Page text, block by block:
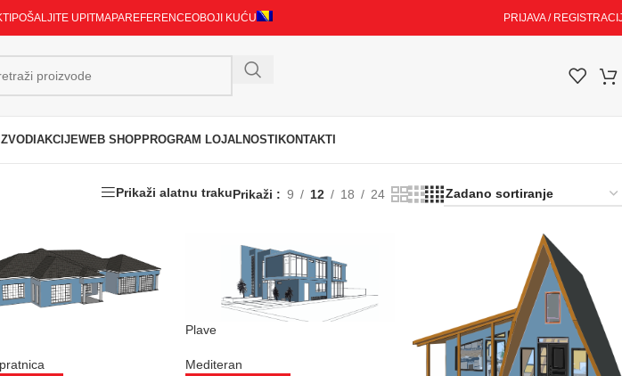
POŠALJITE UPITMAPAREFERENCEOBOJI KUĆU PRIJAVA /
AKCIJEWEB SHOPPROGRAM LOJALNOSTI KONTAKTI
Prikaži alatnu trakuPrikaži 9 12 18 24
Plave
Mediteran